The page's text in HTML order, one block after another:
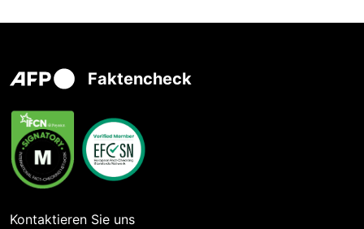
Faktencheck
Kontaktieren Sie uns